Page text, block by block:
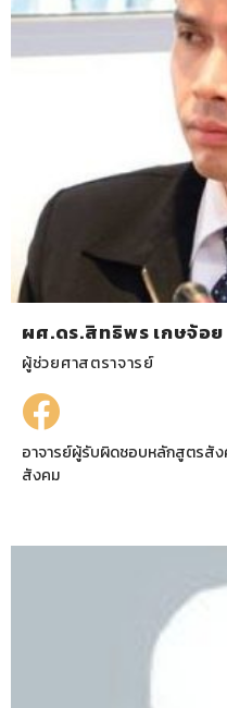
ผศ.ดร.สิทธิพร เกษจ้อย
ผู้ช่วยศาสตราจารย์
อาจารย์ผู้รับผิดชอบหลักสูตรสัง
สังคม